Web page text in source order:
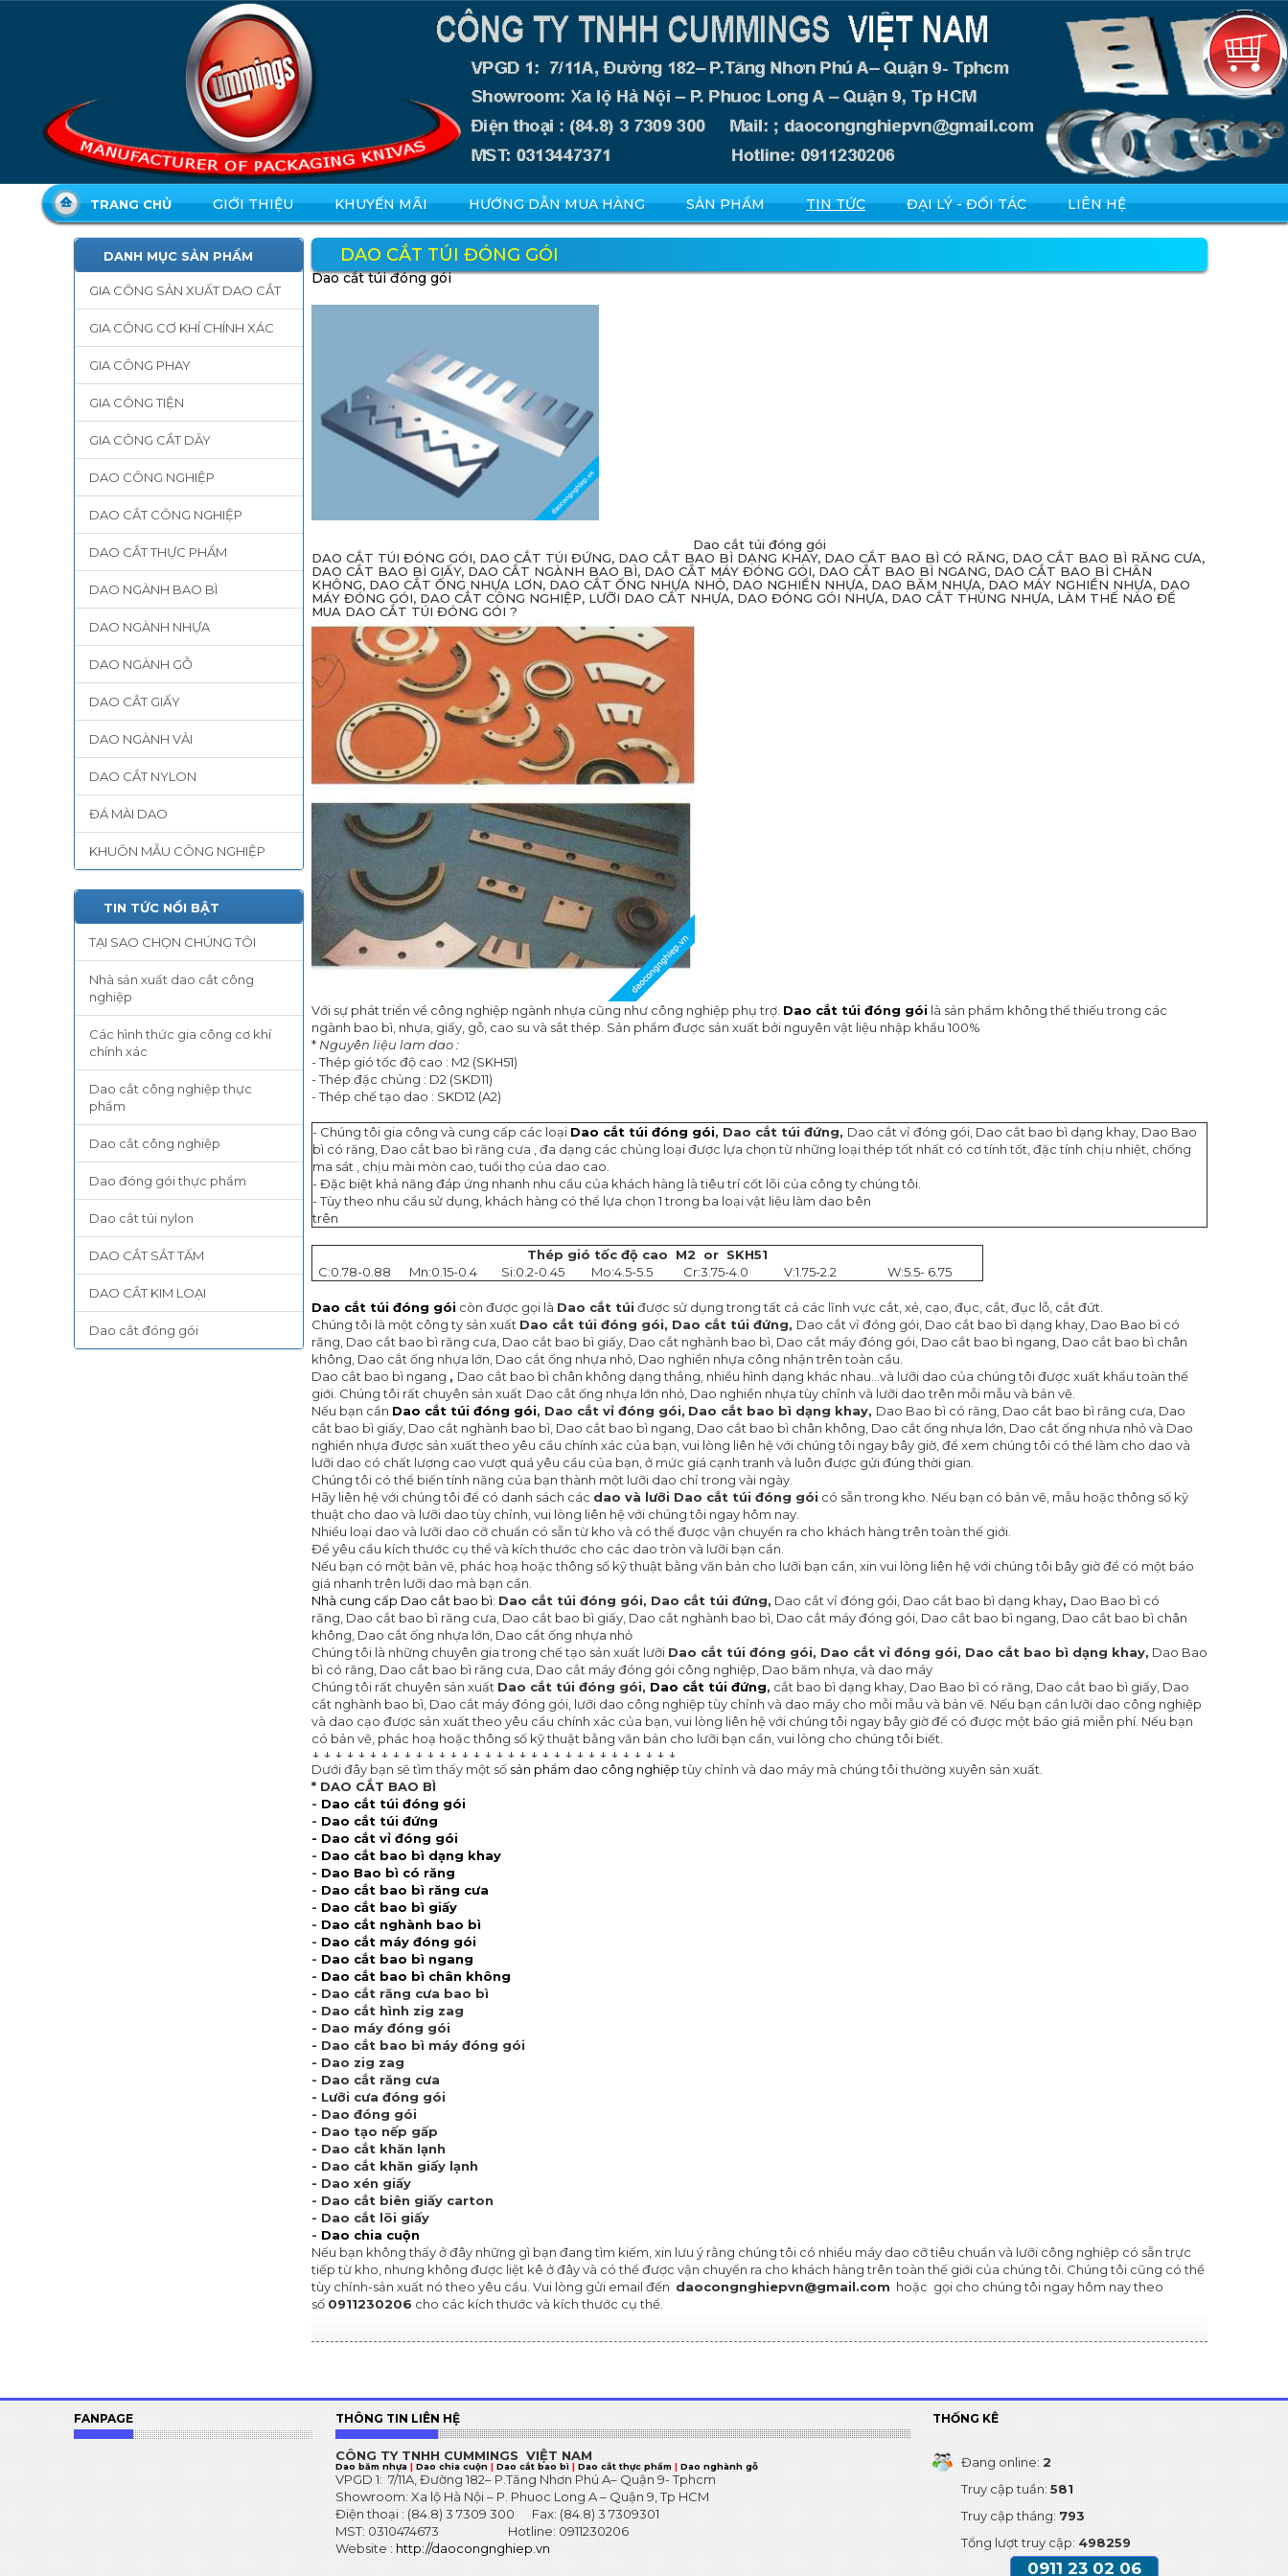
TRANG CHỦ GIỚI THIỆU KHUYẾN MÃI HƯỚNG DẪN MUA HÀNG SẢN PHẨM TIN TỨC ĐẠI LÝ - ĐỐI TÁC LIÊN HỆ
DANH MỤC SẢN PHẨM
GIA CÔNG SẢN XUẤT DAO CẮT
GIA CÔNG CƠ KHÍ CHÍNH XÁC
GIA CÔNG PHAY
GIA CÔNG TIỆN
GIA CÔNG CẮT DÂY
DAO CÔNG NGHIỆP
DAO CẮT CÔNG NGHIỆP
DAO CẮT THỰC PHẨM
DAO NGÀNH BAO BÌ
DAO NGÀNH NHỰA
DAO NGÀNH GỖ
DAO CẮT GIẤY
DAO NGÀNH VẢI
DAO CẮT NYLON
ĐÁ MÀI DAO
KHUÔN MẪU CÔNG NGHIỆP
TIN TỨC NỔI BẬT
TẠI SAO CHỌN CHÚNG TÔI
Nhà sản xuất dao cắt công
nghiệp
Các hình thức gia công cơ khí
chính xác
Dao cắt công nghiệp thực
phẩm
Dao cắt công nghiệp
Dao đóng gói thực phẩm
Dao cắt túi nylon
DAO CẮT SẮT TẤM
DAO CẮT KIM LOẠI
Dao cắt đóng gói
DAO CẮT TÚI ĐÓNG GÓI
Dao cắt túi đóng gói
Dao cắt túi đóng gói
DAO CẮT TÚI ĐÓNG GÓI, DAO CẮT TÚI ĐỨNG, DAO CẮT BAO BÌ DẠNG KHAY, DAO CẮT BAO BÌ CÓ RĂNG, DAO CẮT BAO BÌ RĂNG CƯA,
DAO CẮT BAO BÌ GIẤY, DAO CẮT NGÀNH BAO BÌ, DAO CẮT MÁY ĐÓNG GÓI, DAO CẮT BAO BÌ NGANG, DAO CẮT BAO BÌ CHÂN
KHÔNG, DAO CẮT ỐNG NHỰA LƠN, DAO CẮT ỐNG NHỰA NHỎ, DAO NGHIỀN NHỰA, DAO BĂM NHỰA, DAO MÁY NGHIỀN NHỰA, DAO
MÁY ĐÓNG GÓI, DAO CẮT CÔNG NGHIỆP, LƯỠI DAO CẮT NHỰA, DAO ĐÓNG GÓI NHỰA, DAO CẮT THÙNG NHỰA, LÀM THẾ NÀO ĐỂ
MUA DAO CẮT TÚI ĐÓNG GÓI ?
Với sự phát triển về công nghiệp ngành nhựa cũng như công nghiệp phụ trợ. Dao cắt túi đóng gói là sản phẩm không thể thiếu trong các
ngành bao bì, nhựa, giấy, gỗ, cao su và sắt thép. Sản phẩm được sản xuất bởi nguyên vật liệu nhập khẩu 100%
* Nguyên liệu lam dao :
- Thép gió tốc độ cao : M2 (SKH51)
- Thép đặc chủng : D2 (SKD11)
- Thép chế tạo dao : SKD12 (A2)
- Chúng tôi gia công và cung cấp các loại Dao cắt túi đóng gói, Dao cắt túi đứng, Dao cắt vỉ đóng gói, Dao cắt bao bì dạng khay, Dao Bao
bì có răng, Dao cắt bao bì răng cưa , đa dạng các chủng loại được lựa chọn từ những loại thép tốt nhất có cơ tính tốt, đặc tính chịu nhiệt, chống
ma sát , chịu mài mòn cao, tuổi thọ của dao cao.
- Đặc biệt khả năng đáp ứng nhanh nhu cầu của khách hàng là tiêu trí cốt lõi của công ty chúng tôi.
- Tùy theo nhu cầu sử dụng, khách hàng có thể lựa chọn 1 trong ba loại vật liệu làm dao bên
trên
Thép gió tốc độ cao M2 or SKH51
C:0.78-0.88
Mn:0.15-0.4 Si:0.2-0.45 Mo:4.5-5.5 Cr:3.75-4.0 V:1.75-2.2 W:5.5- 6.75
Dao cắt túi đóng gói còn được gọi là Dao cắt túi được sử dụng trong tất cả các lĩnh vực cắt, xẻ, cạo, đục, cắt, đục lỗ, cắt đứt.
Chúng tôi là một công ty sản xuất Dao cắt túi đóng gói, Dao cắt túi đứng, Dao cắt vỉ đóng gói, Dao cắt bao bì dạng khay, Dao Bao bì có
răng, Dao cắt bao bì răng cưa, Dao cắt bao bì giấy, Dao cắt nghành bao bì, Dao cắt máy đóng gói, Dao cắt bao bì ngang, Dao cắt bao bì chân
không, Dao cắt ống nhựa lớn, Dao cắt ống nhựa nhỏ, Dao nghiền nhựa công nhận trên toàn cầu.
Dao cắt bao bì ngang , Dao cắt bao bì chân không dạng thẳng, nhiều hình dạng khác nhau...và lưỡi dao của chúng tôi được xuất khẩu toàn thế
giới. Chúng tôi rất chuyên sản xuất Dao cắt ống nhựa lớn nhỏ, Dao nghiền nhựa tùy chỉnh và lưỡi dao trên mỗi mẫu và bản vẽ.
Nếu bạn cần Dao cắt túi đóng gói, Dao cắt vỉ đóng gói, Dao cắt bao bì dạng khay, Dao Bao bì có răng, Dao cắt bao bì răng cưa, Dao
cắt bao bì giấy, Dao cắt nghành bao bì, Dao cắt bao bì ngang, Dao cắt bao bì chân không, Dao cắt ống nhựa lớn, Dao cắt ống nhựa nhỏ và Dao
nghiền nhựa được sản xuất theo yêu cầu chính xác của bạn, vui lòng liên hệ với chúng tôi ngay bây giờ, để xem chúng tôi có thể làm cho dao và
lưỡi dao có chất lượng cao vượt quá yêu cầu của bạn, ở mức giá cạnh tranh và luôn được gửi đúng thời gian.
Chúng tôi có thể biến tính năng của bạn thành một lưỡi dao chỉ trong vài ngày.
Hãy liên hệ với chúng tôi để có danh sách các dao và lưỡi Dao cắt túi đóng gói có sẵn trong kho. Nếu bạn có bản vẽ, mẫu hoặc thông số kỹ
thuật cho dao và lưỡi dao tùy chỉnh, vui lòng liên hệ với chúng tôi ngay hôm nay.
Nhiều loại dao và lưỡi dao cỡ chuẩn có sẵn từ kho và có thể được vận chuyển ra cho khách hàng trên toàn thế giới.
Để yêu cầu kích thước cụ thể và kích thước cho các dao tròn và lưỡi bạn cần.
Nếu bạn có một bản vẽ, phác hoạ hoặc thông số kỹ thuật bằng văn bản cho lưỡi bạn cần, xin vui lòng liên hệ với chúng tôi bây giờ để có một báo
giá nhanh trên lưỡi dao mà bạn cần.
Nhà cung cấp Dao cắt bao bì: Dao cắt túi đóng gói, Dao cắt túi đứng, Dao cắt vỉ đóng gói, Dao cắt bao bì dạng khay, Dao Bao bì có
răng, Dao cắt bao bì răng cưa, Dao cắt bao bì giấy, Dao cắt nghành bao bì, Dao cắt máy đóng gói, Dao cắt bao bì ngang, Dao cắt bao bì chân
không, Dao cắt ống nhựa lớn, Dao cắt ống nhựa nhỏ
Chúng tôi là những chuyên gia trong chế tạo sản xuất lưỡi Dao cắt túi đóng gói, Dao cắt vỉ đóng gói, Dao cắt bao bì dạng khay, Dao Bao
bì có răng, Dao cắt bao bì răng cưa, Dao cắt máy đóng gói công nghiệp, Dao băm nhựa, và dao máy
Chúng tôi rất chuyên sản xuất Dao cắt túi đóng gói, Dao cắt túi đứng, cắt bao bì dạng khay, Dao Bao bì có răng, Dao cắt bao bì giấy, Dao
cắt nghành bao bì, Dao cắt máy đóng gói, lưỡi dao công nghiệp tùy chỉnh và dao máy cho mỗi mẫu và bản vẽ. Nếu bạn cần lưỡi dao công nghiệp
và dao cạo được sản xuất theo yêu cầu chính xác của bạn, vui lòng liên hệ với chúng tôi ngay bây giờ để có được một báo giá miễn phí. Nếu bạn
có bản vẽ, phác hoạ hoặc thông số kỹ thuật bằng văn bản cho lưỡi bạn cần, vui lòng cho chúng tôi biết.
↓ ↓ ↓ ↓ ↓ ↓ ↓ ↓ ↓ ↓ ↓ ↓ ↓ ↓ ↓ ↓ ↓ ↓ ↓ ↓ ↓ ↓ ↓ ↓ ↓ ↓ ↓ ↓ ↓ ↓ ↓ ↓
Dưới đây bạn sẽ tìm thấy một số sản phẩm dao công nghiệptùy chỉnh và dao máy mà chúng tôi thường xuyên sản xuất.
* DAO CẮT BAO BÌ
- Dao cắt túi đóng gói
- Dao cắt túi đứng
- Dao cắt vỉ đóng gói
- Dao cắt bao bì dạng khay
- Dao Bao bì có răng
- Dao cắt bao bì răng cưa
- Dao cắt bao bì giấy
- Dao cắt nghành bao bì
- Dao cắt máy đóng gói
- Dao cắt bao bì ngang
- Dao cắt bao bì chân không
- Dao cắt răng cưa bao bì
- Dao cắt hình zig zag
- Dao máy đóng gói
- Dao cắt bao bì máy đóng gói
- Dao zig zag
- Dao cắt răng cưa
- Lưỡi cưa đóng gói
- Dao đóng gói
- Dao tạo nếp gấp
- Dao cắt khăn lạnh
- Dao cắt khăn giấy lạnh
- Dao xén giấy
- Dao cắt biên giấy carton
- Dao cắt lõi giấy
- Dao chia cuộn
Nếu bạn không thấy ở đây những gì bạn đang tìm kiếm, xin lưu ý rằng chúng tôi có nhiều máy dao cỡ tiêu chuẩn và lưỡi công nghiệp có sẵn trực
tiếp từ kho, nhưng không được liệt kê ở đây và có thể được vận chuyển ra cho khách hàng trên toàn thế giới của chúng tôi. Chúng tôi cũng có thể
tùy chỉnh-sản xuất nó theo yêu cầu. Vui lòng gửi email đến daocongnghiepvn@gmail.com hoặc gọi cho chúng tôi ngay hôm nay theo
số 0911230206 cho các kích thước và kích thước cụ thể.
FANPAGE THÔNG TIN LIÊN HỆ
CÔNG TY TNHH CUMMINGS VIỆT NAM
Dao băm nhựa | Dao chia cuộn | Dao cắt bao bì | Dao cắt thực phẩm | Dao nghành gỗ
VPGD 1: 7/11A, Đường 182– P.Tăng Nhơn Phú A– Quận 9- Tphcm
Showroom: Xa lộ Hà Nội – P. Phuoc Long A – Quận 9, Tp HCM
Điện thoại : (84.8) 3 7309 300 Fax: (84.8) 3 7309301
MST: 0310474673 Hotline: 0911230206
Website : http://daocongnghiep.vn
THỐNG KÊ
Đang online: 2
Truy cập tuần: 581
Truy cập tháng: 793
Tổng lượt truy cập: 498259
0911 23 02 06